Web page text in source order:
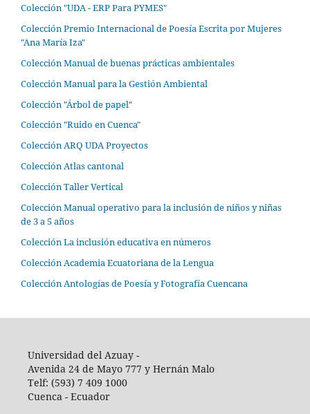
Colección "UDA - ERP Para PYMES"
Colección Premio Internacional de Poesía Escrita por Mujeres
"Ana María Iza"
Colección Manual de buenas prácticas ambientales
Colección Manual para la Gestión Ambiental
Colección "Árbol de papel"
Colección "Ruido en Cuenca"
Colección ARQ UDA Proyectos
Colección Atlas cantonal
Colección Taller Vertical
Colección Manual operativo para la inclusión de niños y niñas
de 3 a 5 años
Colección La inclusión educativa en números
Colección Academia Ecuatoriana de la Lengua
Colección Antologías de Poesía y Fotografía Cuencana
Universidad del Azuay -
Avenida 24 de Mayo 777 y Hernán Malo
Telf: (593) 7 409 1000
Cuenca - Ecuador